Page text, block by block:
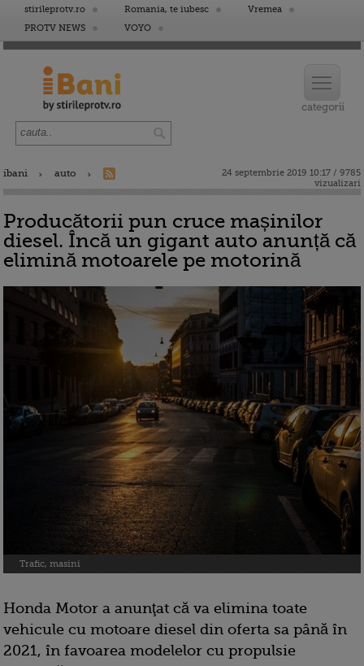
stirileprotv.ro Romania, te iubesc
Vremea
PROTV NEWS
VOYO
ibani auto
24 septembrie 2019 10:17 / 9785
vizualizari
Producătorii pun cruce mașinilor
diesel. Încă un gigant auto anunță că
elimină motoarele pe motorină
Trafic, masini
Honda Motor a anunţat că va elimina toate
vehicule cu motoare diesel din oferta sa până în
2021, în favoarea modelelor cu propulsie